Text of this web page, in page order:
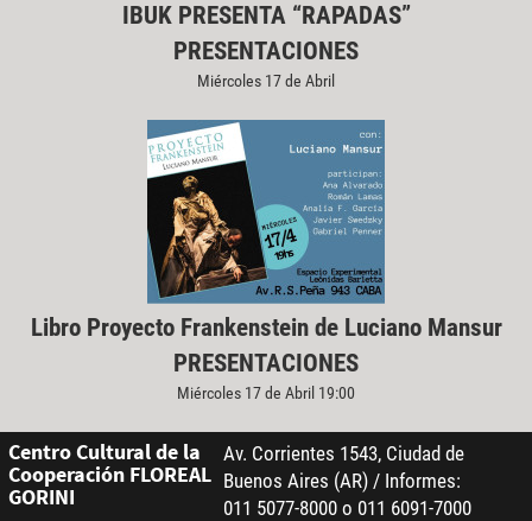
IBUK PRESENTA “RAPADAS”
PRESENTACIONES
Miércoles 17 de Abril
Libro Proyecto Frankenstein de Luciano Mansur
PRESENTACIONES
Miércoles 17 de Abril 19:00
Centro Cultural de la
Cooperación FLOREAL
GORINI
Av. Corrientes 1543, Ciudad de
Buenos Aires (AR) / Informes:
011 5077-8000 o 011 6091-7000